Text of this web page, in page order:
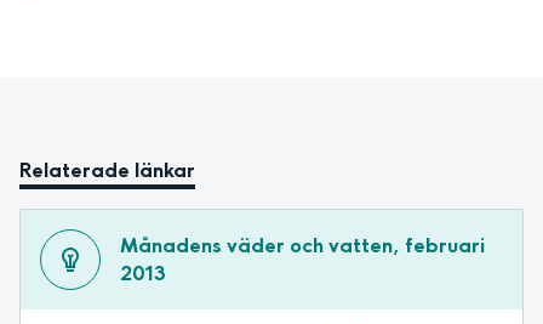
Relaterade länkar
Månadens väder och vatten, februari
2013